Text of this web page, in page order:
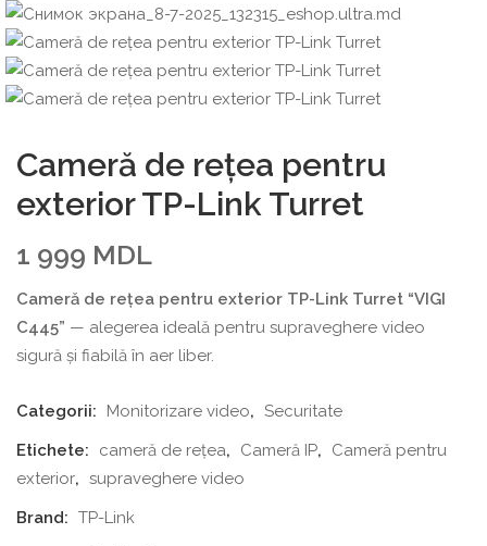
Cameră de rețea pentru
exterior TP-Link Turret
1 999 MDL
Cameră de rețea pentru exterior TP-Link Turret “VIGI
C445” — alegerea ideală pentru supraveghere video
sigură și fiabilă în aer liber.
Categorii: Monitorizare video, Securitate
Etichete:
cameră de rețea, Cameră IP,
Cameră pentru
exterior, supraveghere video
Brand: TP-Link